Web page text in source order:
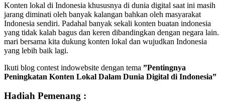
Konten lokal di Indonesia khususnya di dunia digital saat ini masih
jarang diminati oleh banyak kalangan bahkan oleh masyarakat
Indonesia sendiri. Padahal banyak sekali konten buatan indonesia
yang tidak kalah bagus dan keren dibandingkan dengan negara lain.
mari bersama kita dukung konten lokal dan wujudkan Indonesia
yang lebih baik lagi.
Ikuti blog contest indowebsite dengan tema ”Pentingnya
Peningkatan Konten Lokal Dalam Dunia Digital di Indonesia”
Hadiah Pemenang :